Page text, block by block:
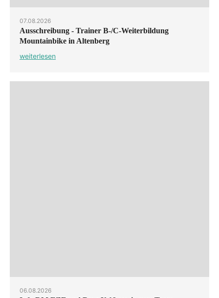
07.08.2026
Ausschreibung - Trainer B-/C-Weiterbildung
Mountainbike in Altenberg
weiterlesen
06.08.2026